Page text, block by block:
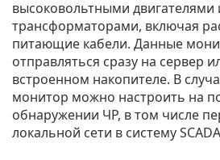
высоковольтными двигателями
трансформаторами, включая
питающие кабели. Данные
отправляться сразу на сервер
встроенном накопителе. В
монитор можно настроить на
обнаружении ЧР, в том числе
локальной сети в систему